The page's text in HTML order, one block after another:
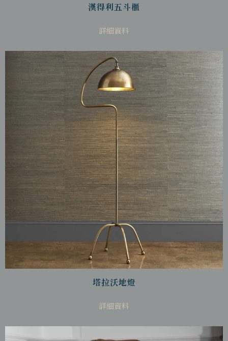
漢得利五斗櫃
詳細資料
塔拉沃地燈
詳細資料